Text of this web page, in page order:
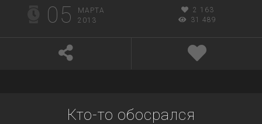
05
МАРТА
2013
2 163
31 489
Кто-то обосрался